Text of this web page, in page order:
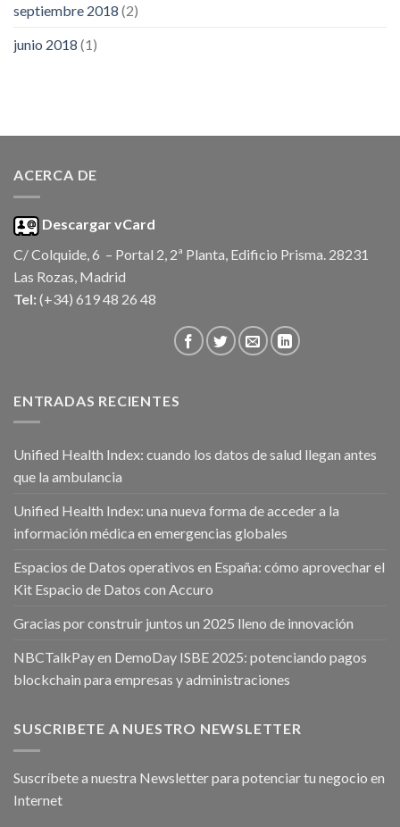
septiembre 2018 (2)
junio 2018 (1)
ACERCA DE
Descargar vCard
C/ Colquide, 6 – Portal 2, 2ª Planta, Edificio Prisma. 28231
Las Rozas, Madrid
Tel: (+34) 619 48 26 48
ENTRADAS RECIENTES
Unified Health Index: cuando los datos de salud llegan antes
que la ambulancia
Unified Health Index: una nueva forma de acceder a la
información médica en emergencias globales
Espacios de Datos operativos en España: cómo aprovechar el
Kit Espacio de Datos con Accuro
Gracias por construir juntos un 2025 lleno de innovación
NBCTalkPay en DemoDay ISBE 2025: potenciando pagos
blockchain para empresas y administraciones
SUSCRIBETE A NUESTRO NEWSLETTER
Suscríbete a nuestra Newsletter para potenciar tu negocio en
Internet